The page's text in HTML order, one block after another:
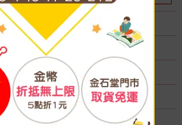
無庫存
無庫存
無庫存
無庫存
無庫存